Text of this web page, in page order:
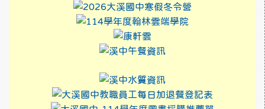
link to https://
link to https://
link to https://
link to http://
link to https://
link to https://
link to https://
link to http://
link to https://
link to
link to